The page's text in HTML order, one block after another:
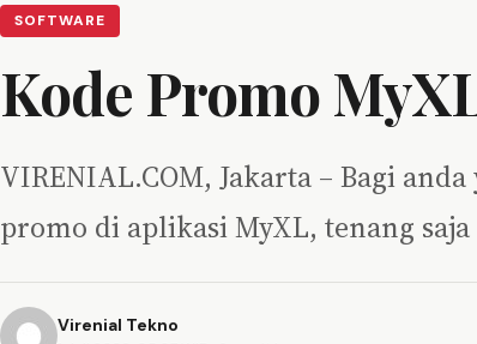
SOFTWARE
Kode Promo
VIRENIAL.COM, Jakarta – Bagi
promo di aplikasi MyXL, tenang
Virenial Tekno